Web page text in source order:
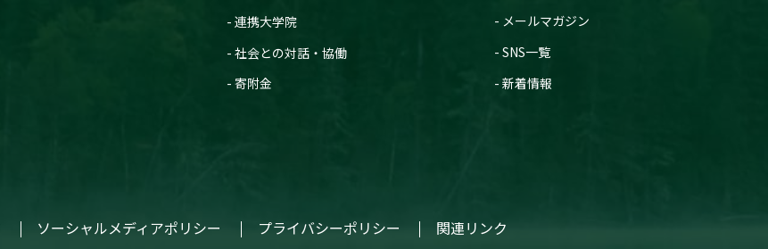
連携大学院
社会との対話・協働
寄附金
メールマガジン
SNS一覧
新着情報
ソーシャルメディアポリシー プライバシーポリシー 関連リンク